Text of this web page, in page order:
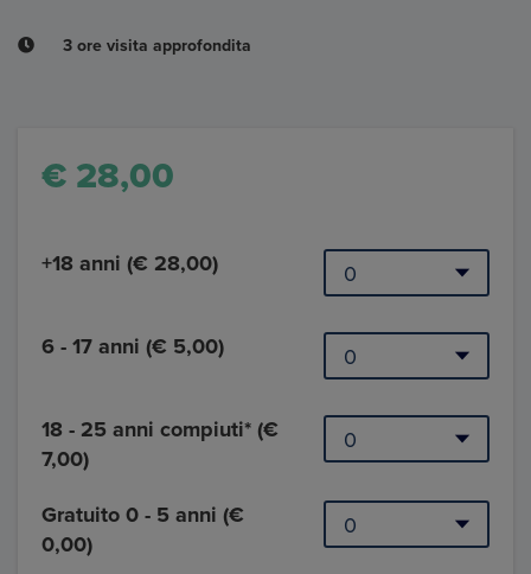
3 ore visita approfondita
€ 28,00
+18 anni (€ 28,00)
6 - 17 anni (€ 5,00)
18 - 25 anni compiuti* (€
7,00)
Gratuito 0 - 5 anni (€
0,00)